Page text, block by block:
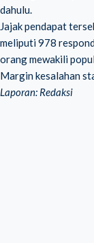
dahulu.
Jajak pendapat
meliputi 978
orang mewakili
Margin kesalahan
Laporan: Redaksi